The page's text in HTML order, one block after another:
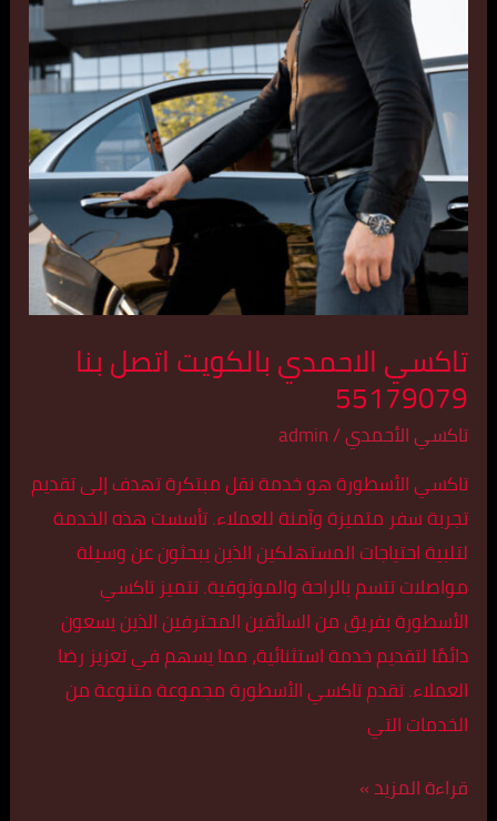
تاكسي الاحمدي بالكويت اتصل بنا
55179079
تاكسي الأحمدي/
admin
تاكسي الأسطورة هو خدمة نقل مبتكرة تهدف إلى تقديم
تجربة سفر متميزة وآمنة للعملاء. تأسست هذه الخدمة
لتلبية احتياجات المستهلكين الذين يبحثون عن وسيلة
مواصلات تتسم بالراحة والموثوقية. تتميز تاكسي
الأسطورة بفريق من السائقين المحترفين الذين يسعون
دائمًا لتقديم خدمة استثنائية، مما يسهم في تعزيز رضا
العملاء. تقدم تاكسي الأسطورة مجموعة متنوعة من
الخدمات التي
55179079
قراءة المزيد »